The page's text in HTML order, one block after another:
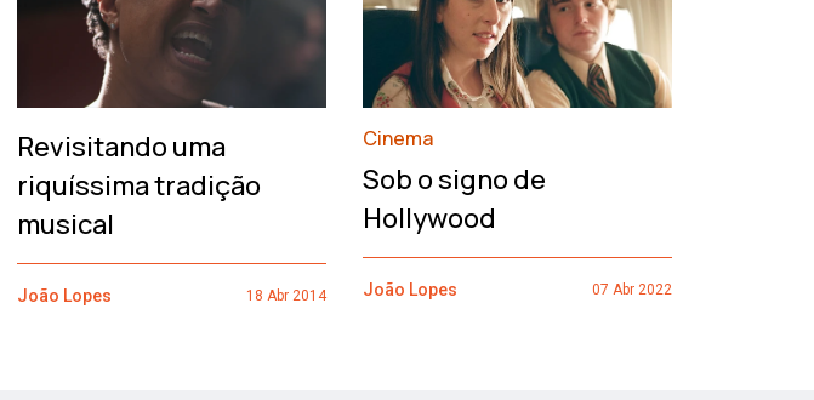
Revisitando uma
riquíssima tradição
musical
João Lopes 18 Abr 2014
Cinema
Sob o signo de
Hollywood
João Lopes 07 Abr 2022